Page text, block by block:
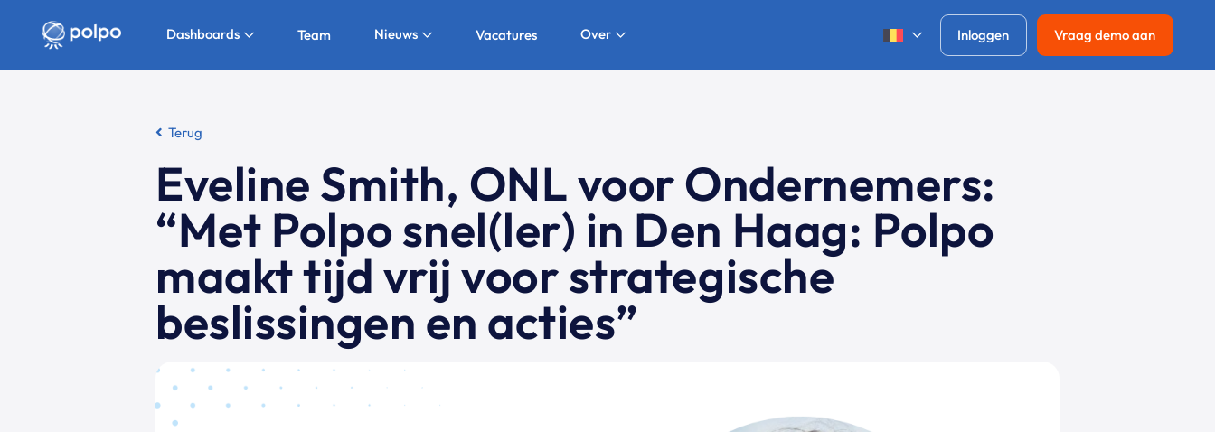
Dashboards Team Nieuws Vacatures Over Inloggen Vraag demo aan
Terug
Eveline Smith, ONL voor Ondernemers:
“Met Polpo snel(ler) in Den Haag: Polpo
maakt tijd vrij voor strategische
beslissingen en acties”